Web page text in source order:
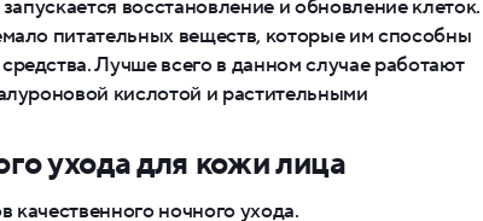
восстановление и обновление клеток.
питательных веществ, которые им способны
Лучше всего в данном случае работают
кислотой и растительными
ухода для кожи лица
качественного ночного ухода.